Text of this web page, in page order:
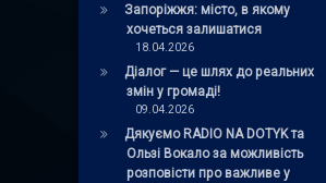
Запоріжжя: місто, в якому
хочеться залишатися
18.04.2026
Діалог — це шлях до реальних
змін у громаді!
09.04.2026
Дякуємо RADIO NA DOTYK та
Ользі Вокало за можливість
розповісти про важливе у